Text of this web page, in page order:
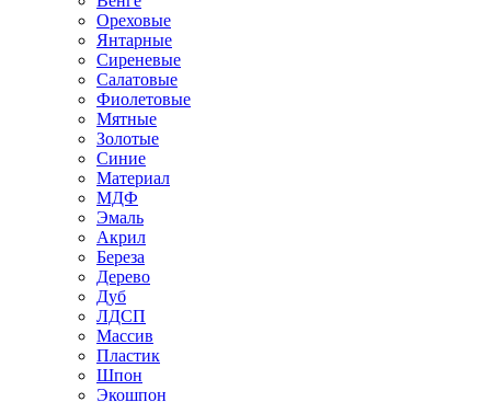
Ореховые
Янтарные
Сиреневые
Салатовые
Фиолетовые
Мятные
Золотые
Синие
Материал
МДФ
Эмаль
Акрил
Береза
Дерево
Дуб
ЛДСП
Массив
Пластик
Шпон
Экошпон